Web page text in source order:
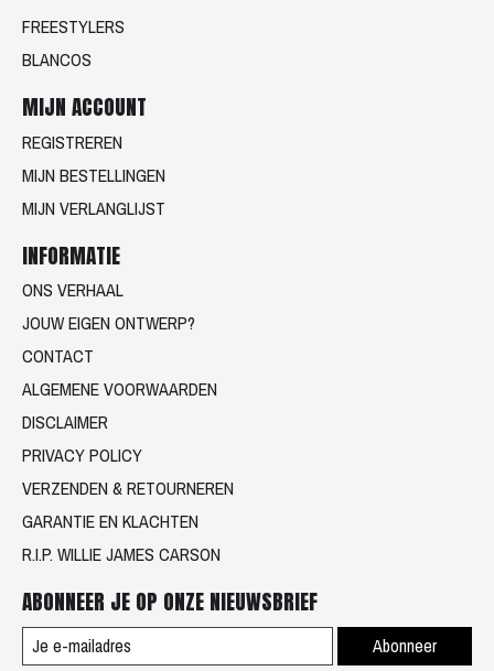
FREESTYLERS
BLANCOS
MIJN ACCOUNT
REGISTREREN
MIJN BESTELLINGEN
MIJN VERLANGLIJST
INFORMATIE
ONS VERHAAL
JOUW EIGEN ONTWERP?
CONTACT
ALGEMENE VOORWAARDEN
DISCLAIMER
PRIVACY POLICY
VERZENDEN & RETOURNEREN
GARANTIE EN KLACHTEN
R.I.P. WILLIE JAMES CARSON
ABONNEER JE OP ONZE NIEUWSBRIEF
Abonneer